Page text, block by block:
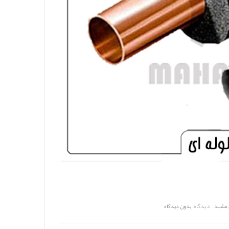
مشهد دیدگاه:بدون دیدگاه